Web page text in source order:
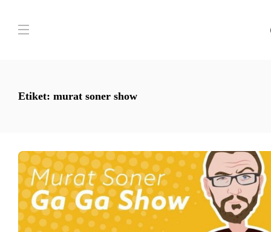
Etiket: murat soner show